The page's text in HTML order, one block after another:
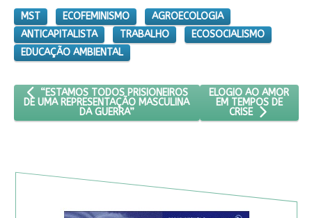
MST ECOFEMINISMO
AGROECOLOGIA
ANTICAPITALISTA
TRABALHO
ECOSOCIALISMO
EDUCAÇÃO AMBIENTAL
ARTIGO ANTERIOR: “ESTAMOS TODOS PRISIONEIROS DE UMA
“ESTAMOS TODOS PRISIONEIROS
DE UMA REPRESENTAÇÃO MASCULINA
DA GUERRA”
PRÓXIMO ARTIGO:
ELOGIO AO AMOR
EM TEMPOS DE
CRISE